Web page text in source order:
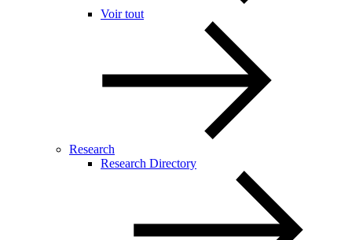
Voir tout
Research
Research Directory